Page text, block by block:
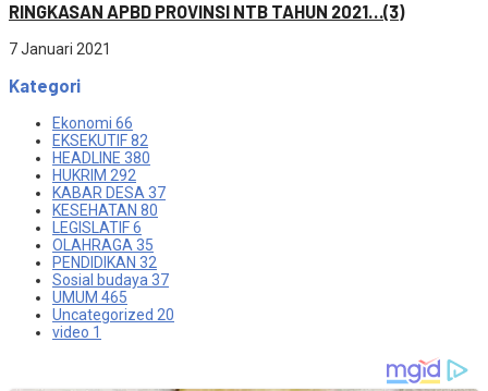
RINGKASAN APBD PROVINSI NTB TAHUN 2021…(3)
7 Januari 2021
Kategori
Ekonomi 66
EKSEKUTIF82
HEADLINE 380
HUKRIM 292
KABAR DESA 37
KESEHATAN 80
LEGISLATIF6
OLAHRAGA 35
PENDIDIKAN 32
Sosial budaya 37
UMUM 465
Uncategorized 20
video 1